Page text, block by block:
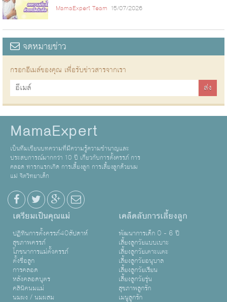
MamaExpert Team 15/07/2026
จดหมายข่าว
กรอกอีเมล์ของคุณ เพื่อรับข่าวสารจากเรา
MamaExpert
เป็นทีมเขียนบทความที่มีความรู้ความชำนาญและ
ประสบการณ์มากกว่า 10 ปี เกี่ยวกับการตั้งครรภ์ การ
คลอด ทารกแรกเกิด การเลี้ยงลูก การเลี้ยงลูกด้วยนม
แม่ จิตวิทยาเด็ก
เตรียมเป็นคุณแม่
ปฏิทินการตั้งครรภ์40สัปดาห์
สุขภาพครรภ์
โภชนาการแม่ตั้งครรภ์
ตั้งชื่อลูก
การคลอด
หลังคลอดบุตร
คลินิคนมแม่
นมผง / นมผสม
เคล็ดลับการเลี้ยงลูก
พัฒนาการเด็ก 0 - 6 ปี
เลี้ยงลูกวัยแบบเบาะ
เลี้ยงลูกวัยเตาะเเตะ
เลี้ยงลูกวัยอนุบาล
เลี้ยงลูกวัยเรียน
เลี้ยงลูกวัยรุ่น
สุขภาพลูกรัก
เมนูลูกรัก